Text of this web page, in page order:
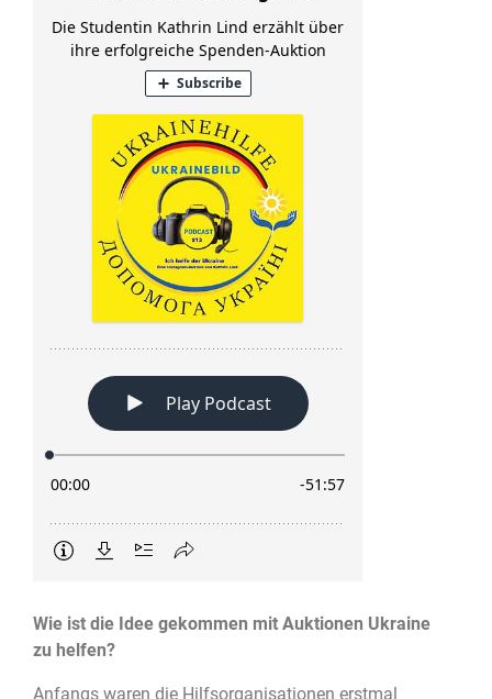
Wie ist die Idee gekommen mit Auktionen Ukraine
zu helfen?
Anfangs waren die Hilfsorganisationen erstmal